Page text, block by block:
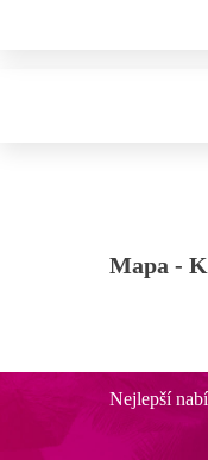
Mapa -
Nejlepší